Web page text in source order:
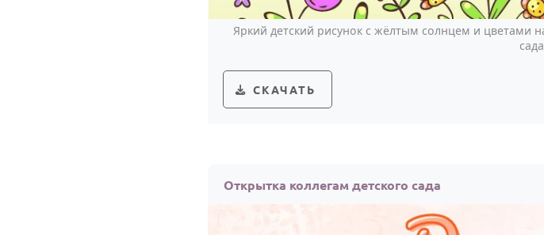
Яркий детский рисунок с жёлтым солнцем и цветами
СКАЧАТЬ
Открытка коллегам детского сада